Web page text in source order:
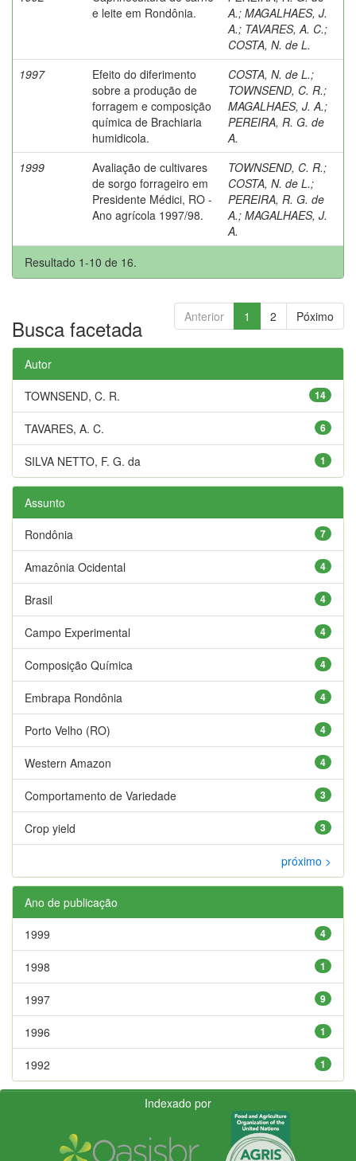
e leite em Rondônia.
A.; MAGALHAES, J.
A.; TAVARES, A. C.;
COSTA, N. de L.
1997
Efeito do diferimento
sobre a produção de
forragem e composição
química de Brachiaria
humidicola.
COSTA, N. de L.;
TOWNSEND, C. R.;
MAGALHAES, J. A.;
PEREIRA, R. G. de
A.
1999
Avaliação de cultivares
de sorgo forrageiro em
Presidente Médici, RO -
Ano agrícola 1997/98.
TOWNSEND, C. R.;
COSTA, N. de L.;
PEREIRA, R. G. de
A.; MAGALHAES, J.
A.
Resultado 1-10 de 16.
Anterior 1 2 Póximo
Busca facetada
Autor
14
TOWNSEND, C. R.
6
TAVARES, A. C.
1
SILVA NETTO, F. G. da
Assunto
7
Rondônia
4
Amazônia Ocidental
4
Brasil
4
Campo Experimental
4
Composição Química
4
Embrapa Rondônia
4
Porto Velho (RO)
4
Western Amazon
3
Comportamento de Variedade
3
Crop yield
próximo >
Ano de publicação
4
1999
1
1998
9
1997
1
1996
1
1992
Indexado por